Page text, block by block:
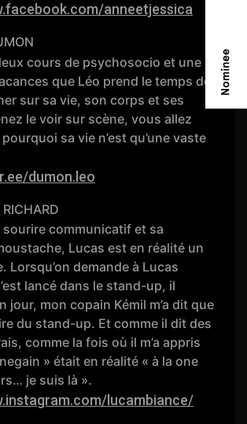
anneetjessica
cours de psychosocio et une
que Léo prend le temps de
sur sa vie, son corps et ses
le voir sur scène, vous allez
sa vie n’est qu’une vaste
dumon.leo
sourire communicatif et sa
Lucas est en réalité un
Lorsqu’on demande à Lucas
lancé dans le stand-up, il
jour, mon copain Kémil m’a dit que
du stand-up. Et comme il dit des
comme la fois où il m’a appris
» était en réalité « à la one
je suis là ».
lucambiance/